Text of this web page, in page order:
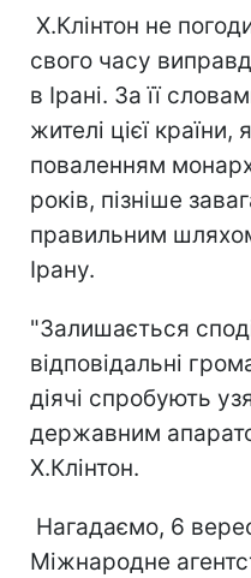
Х.Клінтон не
свого часу
в Ірані. За її
жителі цієї країни,
поваленням
років, пізніше
правильним
Ірану.
"Залишається
відповідальні
діячі спробують
державним
Х.Клінтон.
Нагадаємо, 6
Міжнародне